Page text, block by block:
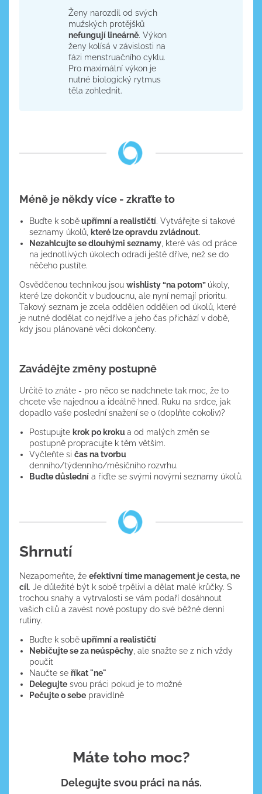
Ženy narozdíl od svých
mužských protějšků
nefungují lineárně. Výkon
ženy kolísá v závislosti na
fázi menstruačního cyklu.
Pro maximální výkon je
nutné biologický rytmus
těla zohlednit.
Méně je někdy více - zkraťte to
Buďte k soběupřímní a realističtí. Vytvářejte si takové
seznamy úkolů, které lze opravdu zvládnout.
Nezahlcujte se dlouhými seznamy , které vás od práce
na jednotlivých úkolech odradí ještě dříve, než se do
něčeho pustíte.
Osvědčenou technikou jsou wishlisty “na potom” úkoly,
které lze dokončit v budoucnu, ale nyní nemají prioritu.
Takový seznam je zcela oddělen oddělen od úkolů, které
je nutné dodělat co nejdříve a jeho čas přichází v době,
kdy jsou plánované věci dokončeny.
Zavádějte změny postupně
Určitě to znáte - pro něco se nadchnete tak moc, že to
chcete vše najednou a ideálně hned. Ruku na srdce, jak
dopadlo vaše poslední snažení se o (doplňte cokoliv)?
Postupujte krok po krokua od malých změn se
postupně propracujte k těm větším.
Vyčleňte sičas na tvorbu
denního/týdenního/měsíčního rozvrhu.
Buďte důslední a řiďte se svými novými seznamy úkolů.
Shrnutí
Nezapomeňte, že efektivní time management je cesta, ne
cíl. Je důležité být k sobě trpěliví a dělat malé krůčky. S
trochou snahy a vytrvalosti se vám podaří dosáhnout
vašich cílů a zavést nové postupy do své běžné denní
rutiny.
Buďte k soběupřímní a realističtí
Nebičujte se za neúspěchy , ale snažte se z nich vždy
poučit
Naučte seříkat "ne"
Delegujte svou práci pokud je to možné
Pečujte o sebe pravidlně
Máte toho moc?
Delegujte svou práci na nás.